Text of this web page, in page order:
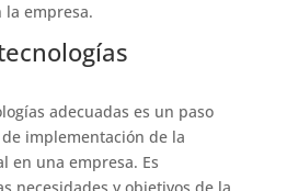
empresa.
adecuadas es un paso
implementación de la
en una empresa. Es